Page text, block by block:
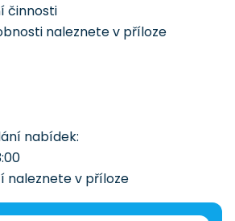
činnosti
naleznete v příloze
nabídek:
naleznete v příloze